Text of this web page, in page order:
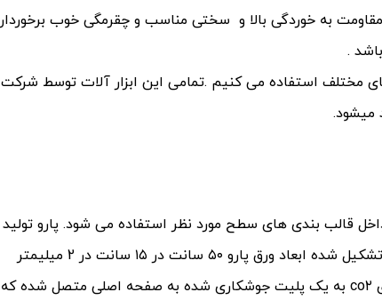
مقاومت به خوردگی بالا و سختی مناسب و چقرمگی خوب برخوردار
.
مختلف استفاده می کنیم .تمامی این ابزار آلات توسط شرکت
میشود.
قالب بندی های سطح مورد نظر استفاده می شود. پارو تولید
شده در این مجموعه از یک ورق و یک بدنه با کیفیت بالا تشکیل شده ابعاد ورق پارو ۵۰ سانت در ۱۵ سانت در 2 میلیمتر
است. جنس لوله فولاد آب کرم شده که با روش جوشکاری co۲ به یک پلیت جوشکاری شده به صفحه اصلی متصل شده که